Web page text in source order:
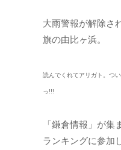
大雨警報が解除さ
旗の由比ヶ浜。
読んでくれてアリガト。つ
っ!!!
「鎌倉情報」が集
ランキングに参加